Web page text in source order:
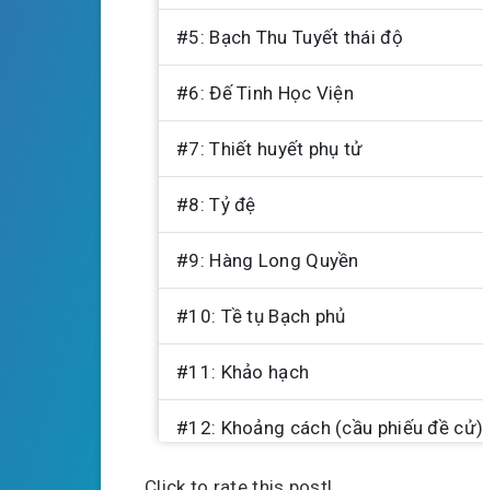
#5: Bạch Thu Tuyết thái độ
#6: Đế Tinh Học Viện
#7: Thiết huyết phụ tử
#8: Tỷ đệ
#9: Hàng Long Quyền
#10: Tề tụ Bạch phủ
#11: Khảo hạch
#12: Khoảng cách (cầu phiếu đề cử)
#13: Bộc lộ tài năng